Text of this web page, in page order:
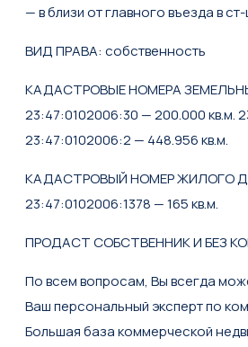
— в близи от главного въезда в
ВИД ПРАВА: собственность
КАДАСТРОВЫЕ НОМЕРА
23:47:0102006:30 — 200.000 кв.м.
23:47:0102006:2 — 448.956 кв.м.
КАДАСТРОВЫЙ НОМЕР ЖИЛОГО
23:47:0102006:1378 — 165 кв.м.
ПРОДАСТ СОБСТВЕННИК И БЕЗ
По всем вопросам, Вы всегда
Ваш персональный эксперт по
Большая база коммерческой